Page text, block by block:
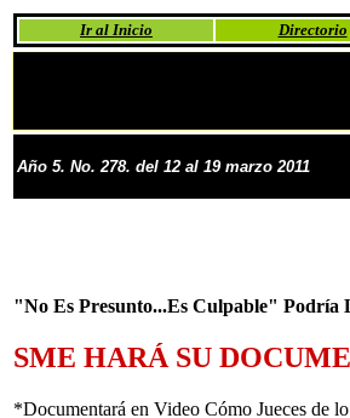
Ir al Inicio Directorio
Año 5. No. 278. del 12 al 19 marzo 2011
"No Es Presunto...Es Culpable" Podría
SME HARÁ SU
*Documentará en Video Cómo Jueces de